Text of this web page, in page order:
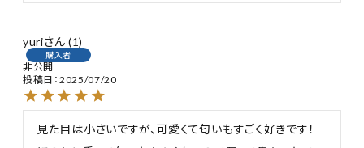
yuri 1
購入者
非公開
投稿日 2025/07/20
見た目は小さいですが、可愛くて匂いもすごく好きです！